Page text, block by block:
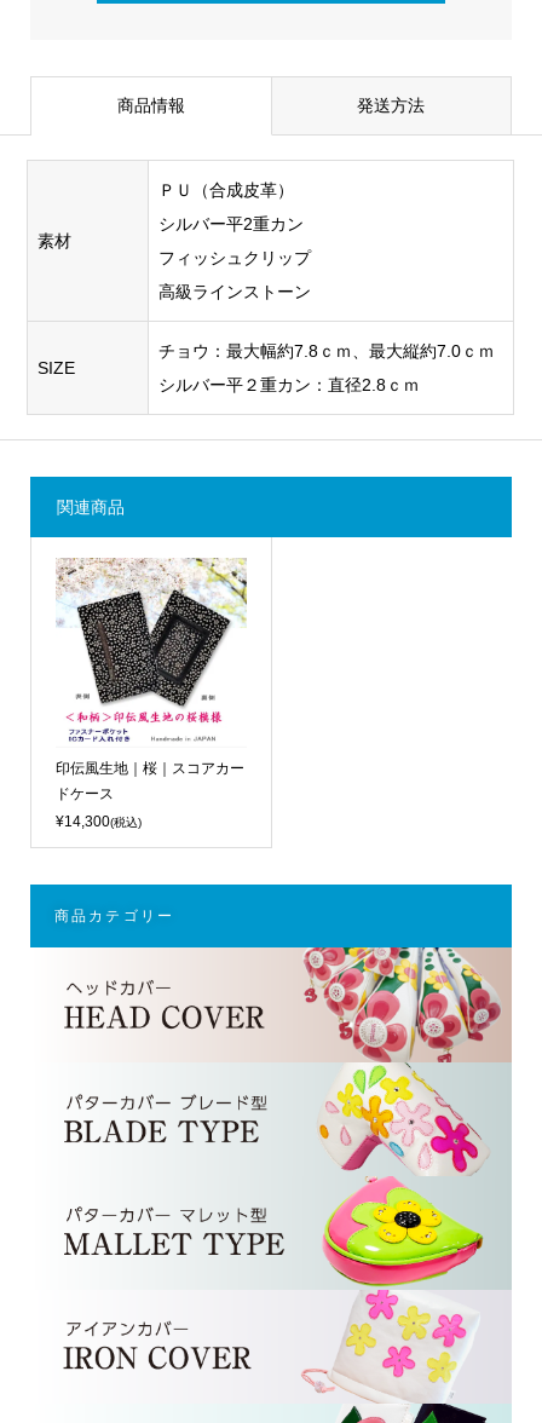
商品情報 発送方法
素材
ＰＵ（合成皮革）
シルバー平2重カン
フィッシュクリップ
高級ラインストーン
SIZE
チョウ：最大幅約7.8ｃｍ、最大縦約7.0ｃｍ
シルバー平２重カン：直径2.8ｃｍ
関連商品
印伝風生地｜桜｜スコアカー
ドケース
¥14,300(税込)
商品カテゴリー